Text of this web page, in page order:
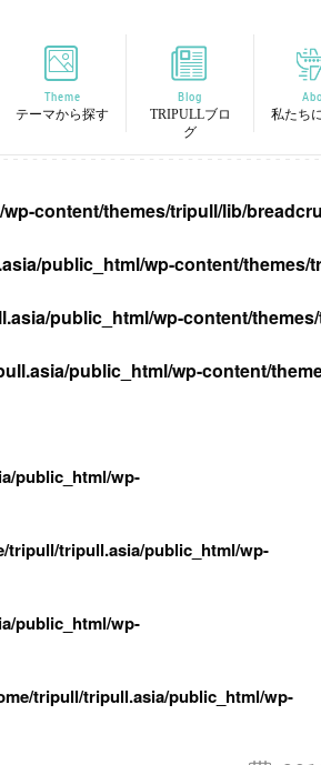
Theme
テーマから探す
Blog
TRIPULLブロ
グ
私たち
content/themes/tripull/lib/
public_html/wp-content/
public_html/wp-content/
public_html/wp-content/
public_html/wp-
tripull/tripull.asia/public_html/wp-
public_html/wp-
tripull/tripull.asia/public_html/wp-